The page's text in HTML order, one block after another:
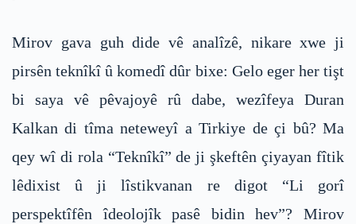
Mirov gava guh dide vê analîzê, nikare xwe ji
pirsên teknîkî û komedî dûr bixe: Gelo eger her tişt
bi saya vê pêvajoyê rû dabe, wezîfeya Duran
Kalkan di tîma neteweyî a Tirkiye de çi bû? Ma
qey wî di rola “Teknîkî” de ji şkeftên çiyayan fîtik
lêdixist û ji lîstikvanan re digot “Li gorî
perspektîfên îdeolojîk pasê bidin hev”? Mirov